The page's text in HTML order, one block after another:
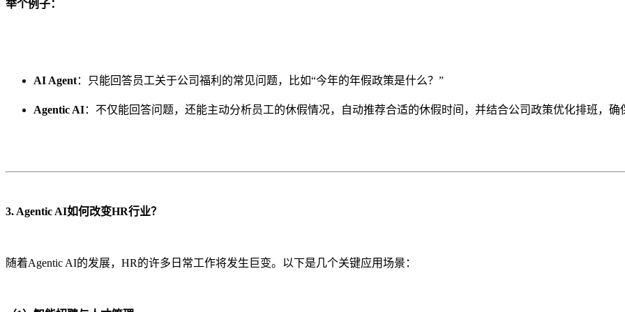
举个例子：
AI Agent：只能回答员工关于公司福利的常见问题，比如“今年的年假政策是什么？”
Agentic AI：不仅能回答问题，还能主动分析员工的休假情况，自动推荐合适的休假时间，并结合公司政策优化排班，确
3. Agentic AI如何改变HR行业？
随着Agentic AI的发展，HR的许多日常工作将发生巨变。以下是几个关键应用场景：